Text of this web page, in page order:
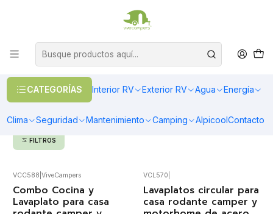
CATEGORÍAS Interior RV Exterior RV Agua Energía
Clima Seguridad Mantenimiento Camping AlpicoolContacto
OFERTAS EN CALEFACCIÓN DIESEL
Cocina
Cocinas encimeras, lavaplatos con tapa de vidrio templado,
eficiente.
FILTROS
-12%
OFF
VCC588 ViveCampers
Combo Cocina y
Lavaplato para casa
-8%
OFF
VCL570
Lavaplatos circular para
casa rodante camper y